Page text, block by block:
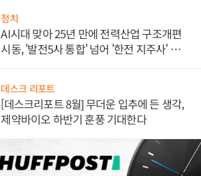
정치
AI시대 맞아 25년 만에 전력산업 구조개편
시동, '발전5사 통합' 넘어 '한전 지주사' 재편
데스크 리포트
[데스크리포트 8월] 무더운 입추에 든 생각,
제약바이오 하반기 훈풍 기대한다